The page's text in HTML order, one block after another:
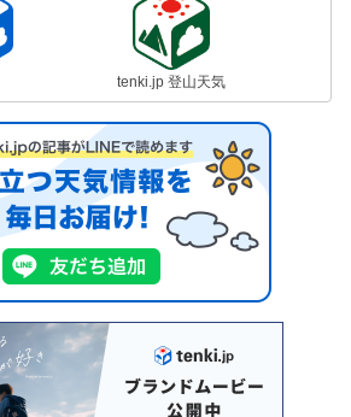
tenki.jp 登山天気